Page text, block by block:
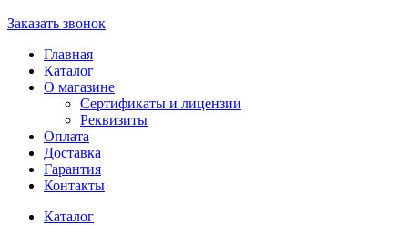
Заказать звонок
Главная
Каталог
О магазине
Сертификаты и лицензии
Реквизиты
Оплата
Доставка
Гарантия
Контакты
Каталог